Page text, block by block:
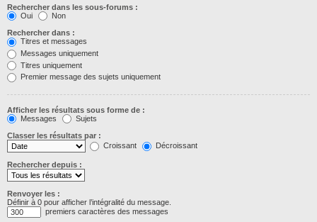
Rechercher dans les sous-forums :
Oui
Non
Rechercher dans :
Titres et messages
Messages uniquement
Titres uniquement
Premier message des sujets uniquement
Afficher les résultats sous forme de :
Messages
Sujets
Classer les résultats par :
Croissant
Décroissant
Rechercher depuis :
Renvoyer les :
Définir à 0 pour afficher l’intégralité du message.
premiers caractères des messages